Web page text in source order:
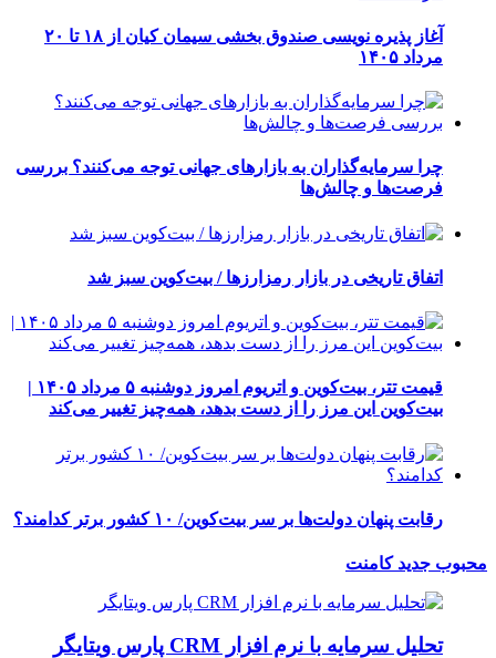
آغاز پذیره نویسی صندوق بخشی سیمان کیان از ۱۸ تا ۲۰
مرداد ۱۴۰۵
چرا سرمایه‌گذاران به بازارهای جهانی توجه می‌کنند؟ بررسی
فرصت‌ها و چالش‌ها
اتفاق تاریخی در بازار رمزارزها / بیت‌کوین سبز شد
بیت‌کوین این مرز را از دست بدهد، همه‌چیز تغییر می‌کند
رقابت پنهان دولت‌ها بر سر بیت‌کوین/ ۱۰ کشور برتر کدامند؟
محبوب جدیدکامنت
تحلیل سرمایه با نرم افزار CRM پارس ویتایگر